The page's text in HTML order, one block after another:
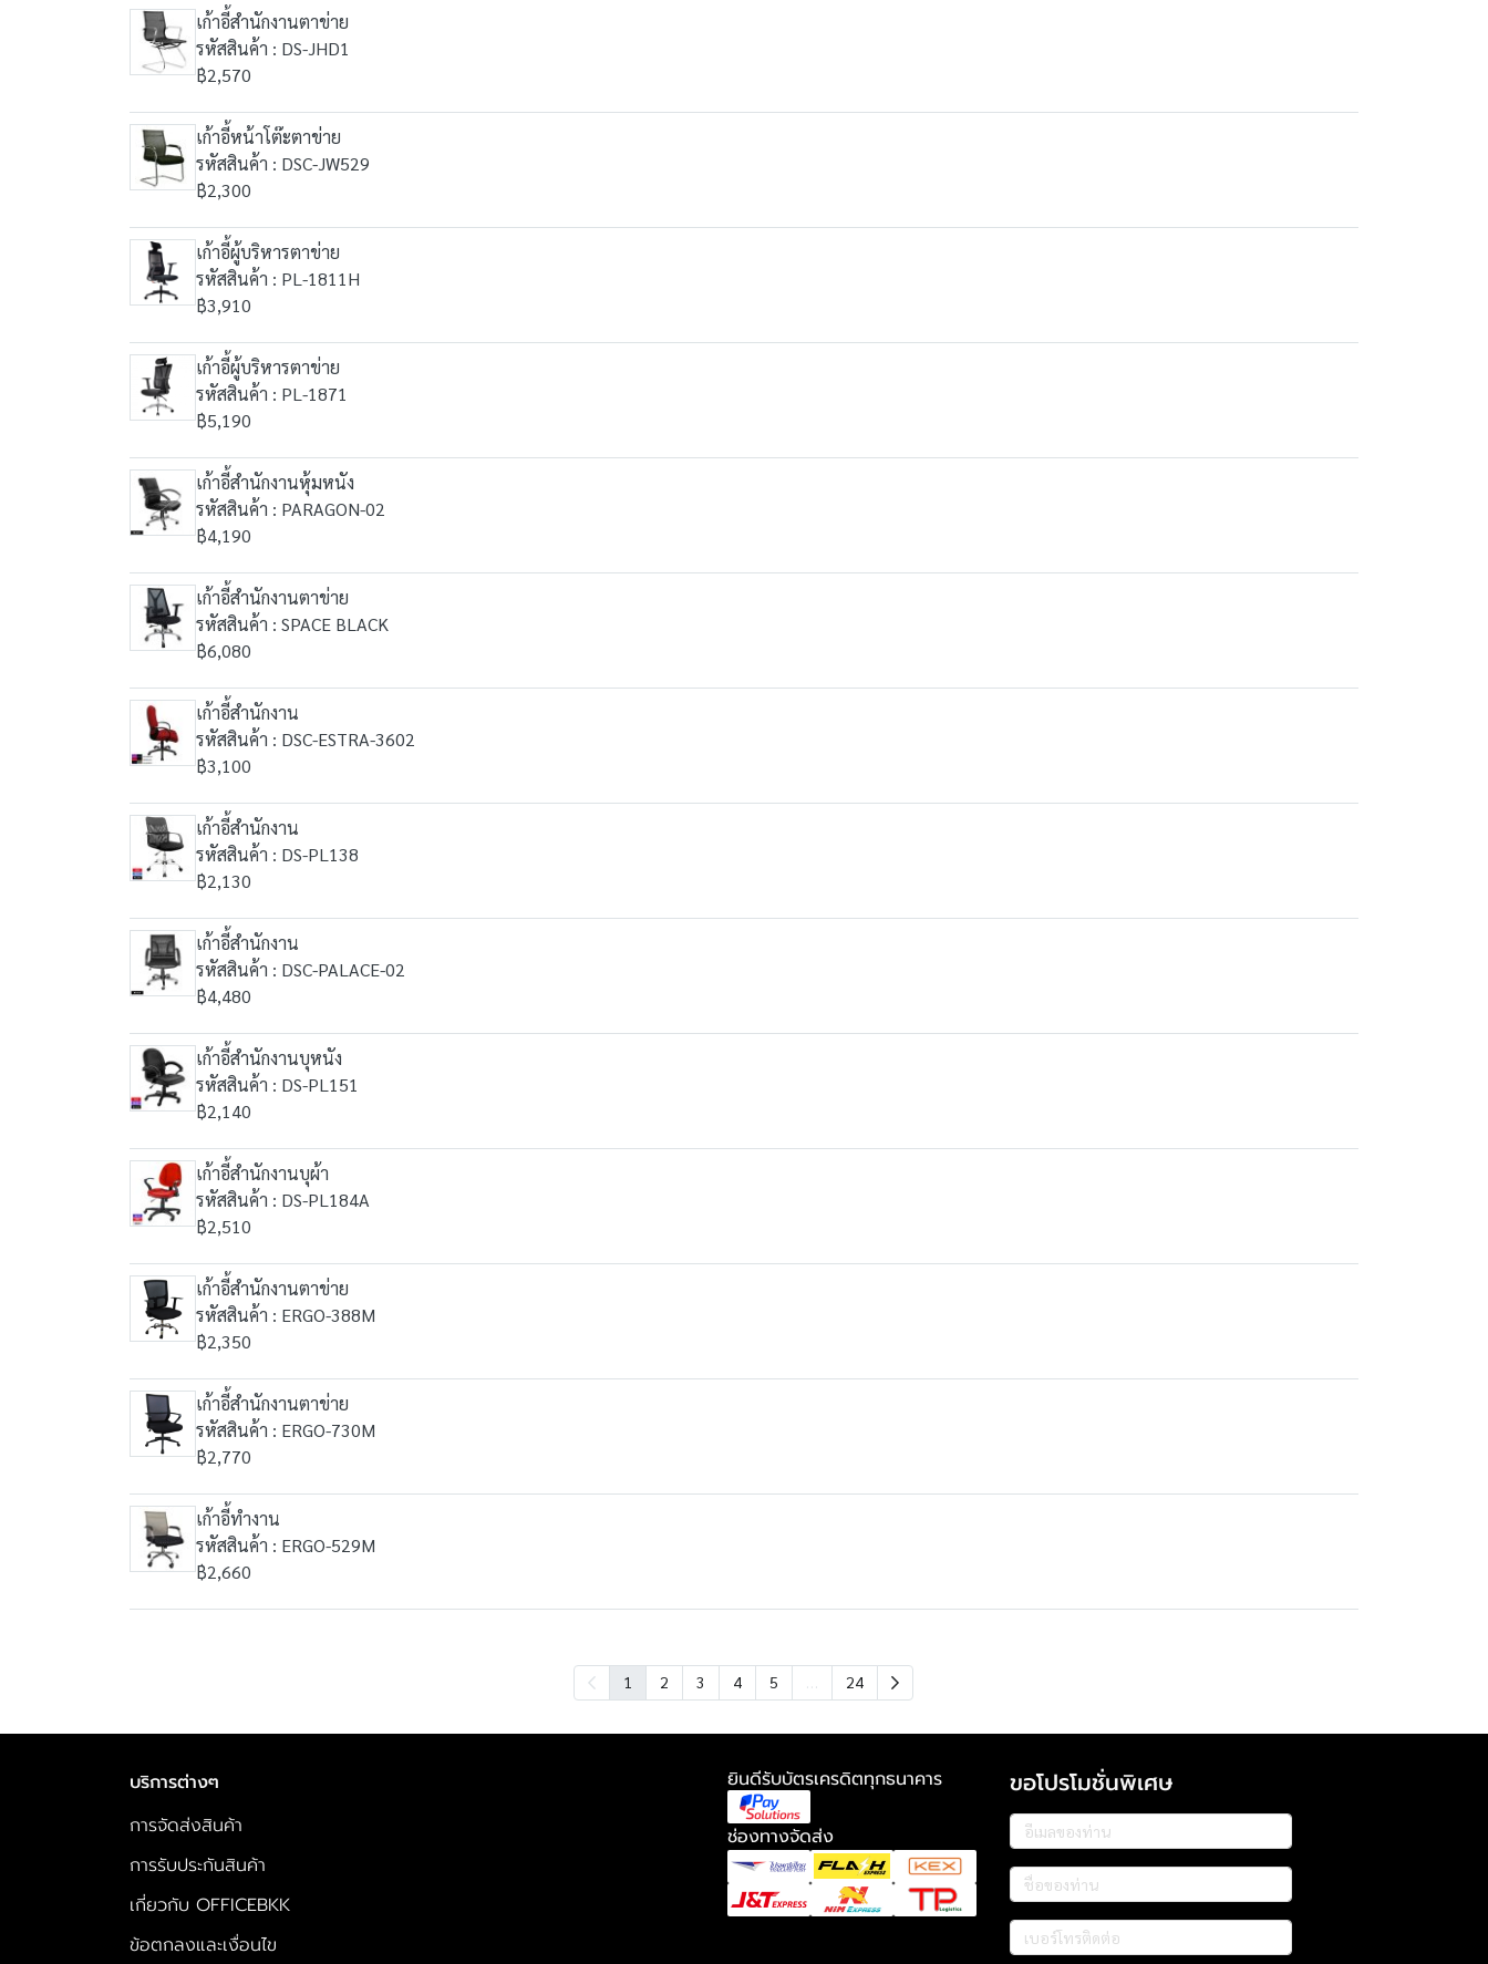
เก้าอี้สำนักงานตาข่าย
รหัสสินค้า : DS-JHD1
฿2,570
เก้าอี้หน้าโต๊ะตาข่าย
รหัสสินค้า : DSC-JW529
฿2,300
เก้าอี้ผู้บริหารตาข่าย
รหัสสินค้า : PL-1811H
฿3,910
เก้าอี้ผู้บริหารตาข่าย
รหัสสินค้า : PL-1871
฿5,190
เก้าอี้สำนักงานหุ้มหนัง
รหัสสินค้า : PARAGON-02
฿4,190
เก้าอี้สำนักงานตาข่าย
รหัสสินค้า : SPACE BLACK
฿6,080
เก้าอี้สำนักงาน
รหัสสินค้า : DSC-ESTRA-3602
฿3,100
เก้าอี้สำนักงาน
รหัสสินค้า : DS-PL138
฿2,130
เก้าอี้สำนักงาน
รหัสสินค้า : DSC-PALACE-02
฿4,480
เก้าอี้สำนักงานบุหนัง
รหัสสินค้า : DS-PL151
฿2,140
เก้าอี้สำนักงานบุผ้า
รหัสสินค้า : DS-PL184A
฿2,510
เก้าอี้สำนักงานตาข่าย
รหัสสินค้า : ERGO-388M
฿2,350
เก้าอี้สำนักงานตาข่าย
รหัสสินค้า : ERGO-730M
฿2,770
เก้าอี้ทำงาน
รหัสสินค้า : ERGO-529M
฿2,660
1 2 3 4 5 24
บริการต่างๆ
การจัดส่งสินค้า
การรับประกันสินค้า
เกี่ยวกับ OFFICEBKK
ข้อตกลงและเงื่อนไข
ยินดีรับบัตรเครดิตทุกธนาคาร
ช่องทางจัดส่ง
ขอโปรโมชั่นพิเศษ